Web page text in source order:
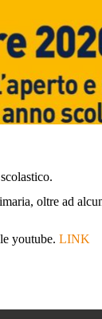
oltre ad
youtube.LINK